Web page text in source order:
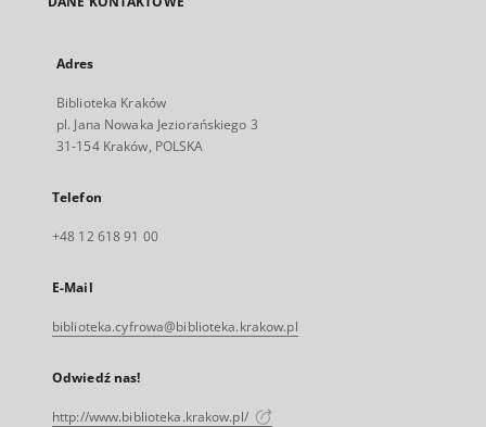
Adres
Biblioteka Kraków
pl. Jana Nowaka Jeziorańskiego 3
31-154 Kraków, POLSKA
Telefon
+48 12 618 91 00
E-Mail
biblioteka.cyfrowa@biblioteka.krakow.pl
Odwiedź nas!
http://www.biblioteka.krakow.pl/